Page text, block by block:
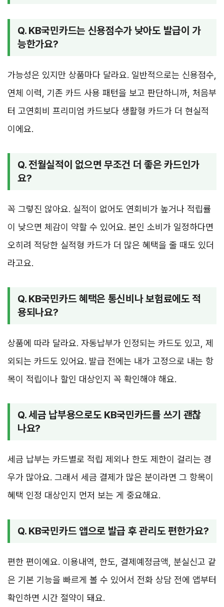
Q. KB국민카드는 신용점수가 낮아도 발급이 가
능한가요?
가능성은 있지만 상품마다 달라요. 일반적으로는 신용점수,
연체 이력, 기존 카드 사용 패턴을 보고 판단하니까, 처음부
터 고연회비 프리미엄 카드보다 생활형 카드가 더 현실적
이에요.
Q. 전월실적이 없으면 무조건 더 좋은 카드인가
요?
꼭 그렇진 않아요. 실적이 없어도 연회비가 높거나 적립률
이 낮으면 체감이 약할 수 있어요. 본인 소비가 일정하다면
오히려 적당한 실적형 카드가 더 많은 혜택을 줄 때도 있더
라고요.
Q. KB국민카드 혜택은 통신비나 보험료에도 적
용되나요?
상품에 따라 달라요. 자동납부가 인정되는 카드도 있고, 제
외되는 카드도 있어요. 발급 전에는 내가 고정으로 내는 항
목이 적립이나 할인 대상인지 꼭 확인해야 해요.
Q. 세금 납부용으로도 KB국민카드를 쓰기 괜찮
나요?
세금 납부는 카드별로 적립 제외나 한도 제한이 걸리는 경
우가 많아요. 그래서 세금 결제가 많은 분이라면 그 항목이
혜택 인정 대상인지 먼저 보는 게 중요해요.
Q. KB국민카드 앱으로 발급 후 관리도 편한가요?
편한 편이에요. 이용내역, 한도, 결제예정금액, 분실신고 같
은 기본 기능을 빠르게 볼 수 있어서 전화 상담 전에 앱부터
확인하면 시간 절약이 돼요.